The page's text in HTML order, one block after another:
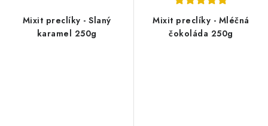
Mixit preclíky - Slaný
karamel 250g
Mixit preclíky - Mléčná
čokoláda 250g